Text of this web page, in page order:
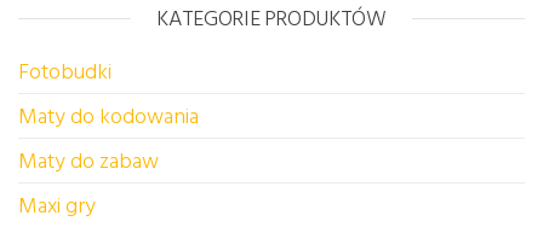
KATEGORIE PRODUKTÓW
Fotobudki
Maty do kodowania
Maty do zabaw
Maxi gry